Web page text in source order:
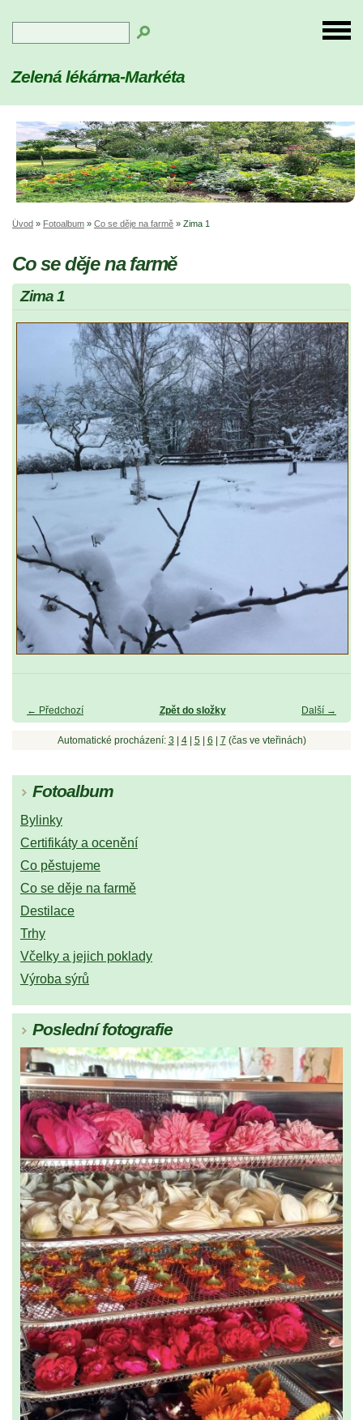
Zelená lékárna-Markéta
Úvod » Fotoalbum » Co se děje na farmě » Zima 1
Co se děje na farmě
Zima 1
← Předchozí Další →
Zpět do složky
Automatické procházení: 3 4| 5| 6 7 (čas ve vteřinách)
Fotoalbum
Bylinky
Certifikáty a ocenění
Co pěstujeme
Co se děje na farmě
Destilace
Trhy
Včelky a jejich poklady
Výroba sýrů
Poslední fotografie